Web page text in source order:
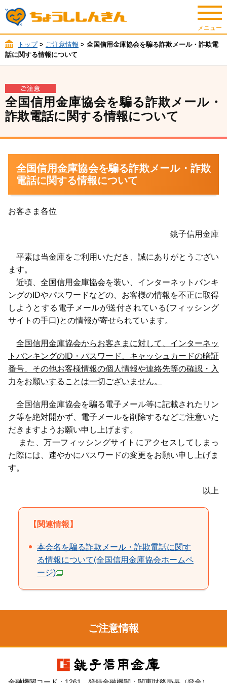
トップ> ご注意情報 > 全国信用金庫協会を騙る詐欺メール・詐欺電
話に関する情報について
全国信用金庫協会を騙る詐欺メール・
詐欺電話に関する情報について
全国信用金庫協会を騙る詐欺メール・詐欺
電話に関する情報について
お客さま各位
銚子信用金庫
平素は当金庫をご利用いただき、誠にありがとうござい
ます。
近頃、全国信用金庫協会を装い、インターネットバンキ
ングのIDやパスワードなどの、お客様の情報を不正に取得
しようとする電子メールが送付されている(フィッシング
サイトの手口)との情報が寄せられています。
全国信用金庫協会からお客さまに対して、インターネッ
トバンキングのID・パスワード、キャッシュカードの暗証
番号、その他お客様情報の個人情報や連絡先等の確認・入
力をお願いすることは一切ございません。
全国信用金庫協会を騙る電子メール等に記載されたリン
ク等を絶対開かず、電子メールを削除するなど​ご注意いた
だきますようお願い申し上げます。
​ また、万一フィッシングサイトにアクセスしてしまっ
た際には、速やかにパスワードの変更をお願い申し上げま
す。​
以上
【関連情報】
本会名を騙る詐欺メール・詐欺電話に関す
る情報について(全国信用金庫協会ホームペ
ージ)
ご注意情報